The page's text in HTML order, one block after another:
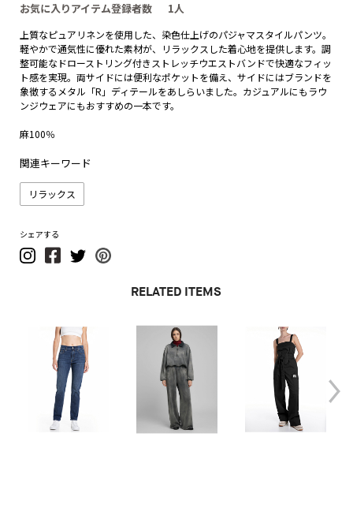
お気に入りアイテム登録者数 1人
上質なピュアリネンを使用した、染色仕上げのパジャマスタイルパンツ。
軽やかで通気性に優れた素材が、リラックスした着心地を提供します。調
整可能なドローストリング付きストレッチウエストバンドで快適なフィッ
ト感を実現。両サイドには便利なポケットを備え、サイドにはブランドを
象徴するメタル「R」ディテールをあしらいました。カジュアルにもラウ
ンジウェアにもおすすめの一本です。
麻100％
関連キーワード
リラックス
シェアする
RELATED ITEMS